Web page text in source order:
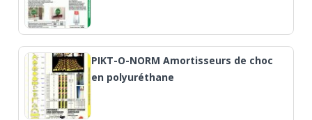
PIKT-O-NORM Amortisseurs de choc
en polyuréthane